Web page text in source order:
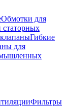
Обмотки для
Гибкие
для
Фильтры